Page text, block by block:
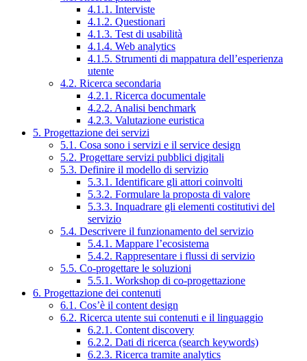
4.1.1. Interviste
4.1.2. Questionari
4.1.3. Test di usabilità
4.1.4. Web analytics
4.1.5. Strumenti di mappatura dell’esperienza
utente
4.2. Ricerca secondaria
4.2.1. Ricerca documentale
4.2.2. Analisi benchmark
4.2.3. Valutazione euristica
5. Progettazione dei servizi
5.1. Cosa sono i servizi e il service design
5.2. Progettare servizi pubblici digitali
5.3. Definire il modello di servizio
5.3.1. Identificare gli attori coinvolti
5.3.2. Formulare la proposta di valore
5.3.3. Inquadrare gli elementi costitutivi del
servizio
5.4. Descrivere il funzionamento del servizio
5.4.1. Mappare l’ecosistema
5.4.2. Rappresentare i flussi di servizio
5.5. Co-progettare le soluzioni
5.5.1. Workshop di co-progettazione
6. Progettazione dei contenuti
6.1. Cos’è il content design
6.2. Ricerca utente sui contenuti e il linguaggio
6.2.1. Content discovery
6.2.2. Dati di ricerca (search keywords)
6.2.3. Ricerca tramite analytics